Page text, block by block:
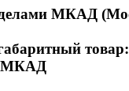
МКАД
МКАД